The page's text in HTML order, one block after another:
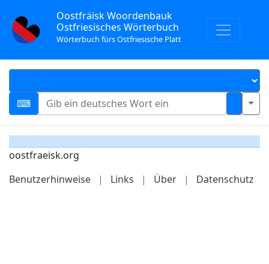
Oostfräisk Woordenbauk
Ostfriesisches Wörterbuch
Wörterbuch fürs Ostfriesische Platt
oostfraeisk.org
Benutzerhinweise
| Links | Über | Datenschutz